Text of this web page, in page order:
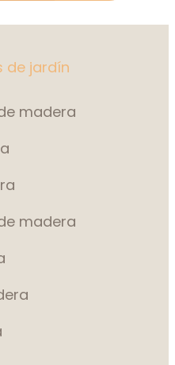
de jardín
madera
madera